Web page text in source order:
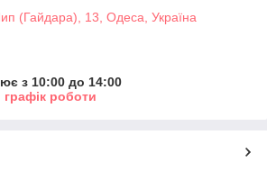
(Гайдара), 13, Одеса, Україна
з 10:00 до 14:00
роботи